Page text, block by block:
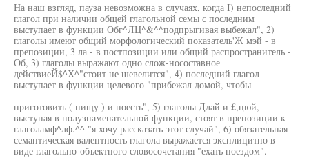
На наш взгляд, пауза невозможна в случаях, когда I) непоследний
глагол при наличии общей глагольной семы с последним
выступает в функции Обг^ЛЦ^&^^подпрыгивая выбежал", 2)
глаголы имеют общий морфологический показатель'Ж мэй - в
препозиции, 3 ла - в постпозиции или общий распространитель -
Об, 3) глаголы выражают одно слож-носоставное
действиеЙ$^Х^"стоит не шевелится", 4) последний глагол
выступает в функции целевого "прибежал домой, чтобы
приготовить ( пищу ) и поесть", 5) глаголы Длай и £,цюй,
выступая в полузнаменательной функции, стоят в препозиции к
глаголамф^лф.^^ "я хочу рассказать этот случай", 6) обязательная
семантическая валентность глагола выражается эксплицитно в
виде глагольно-объектного словосочетания "ехать поездом".